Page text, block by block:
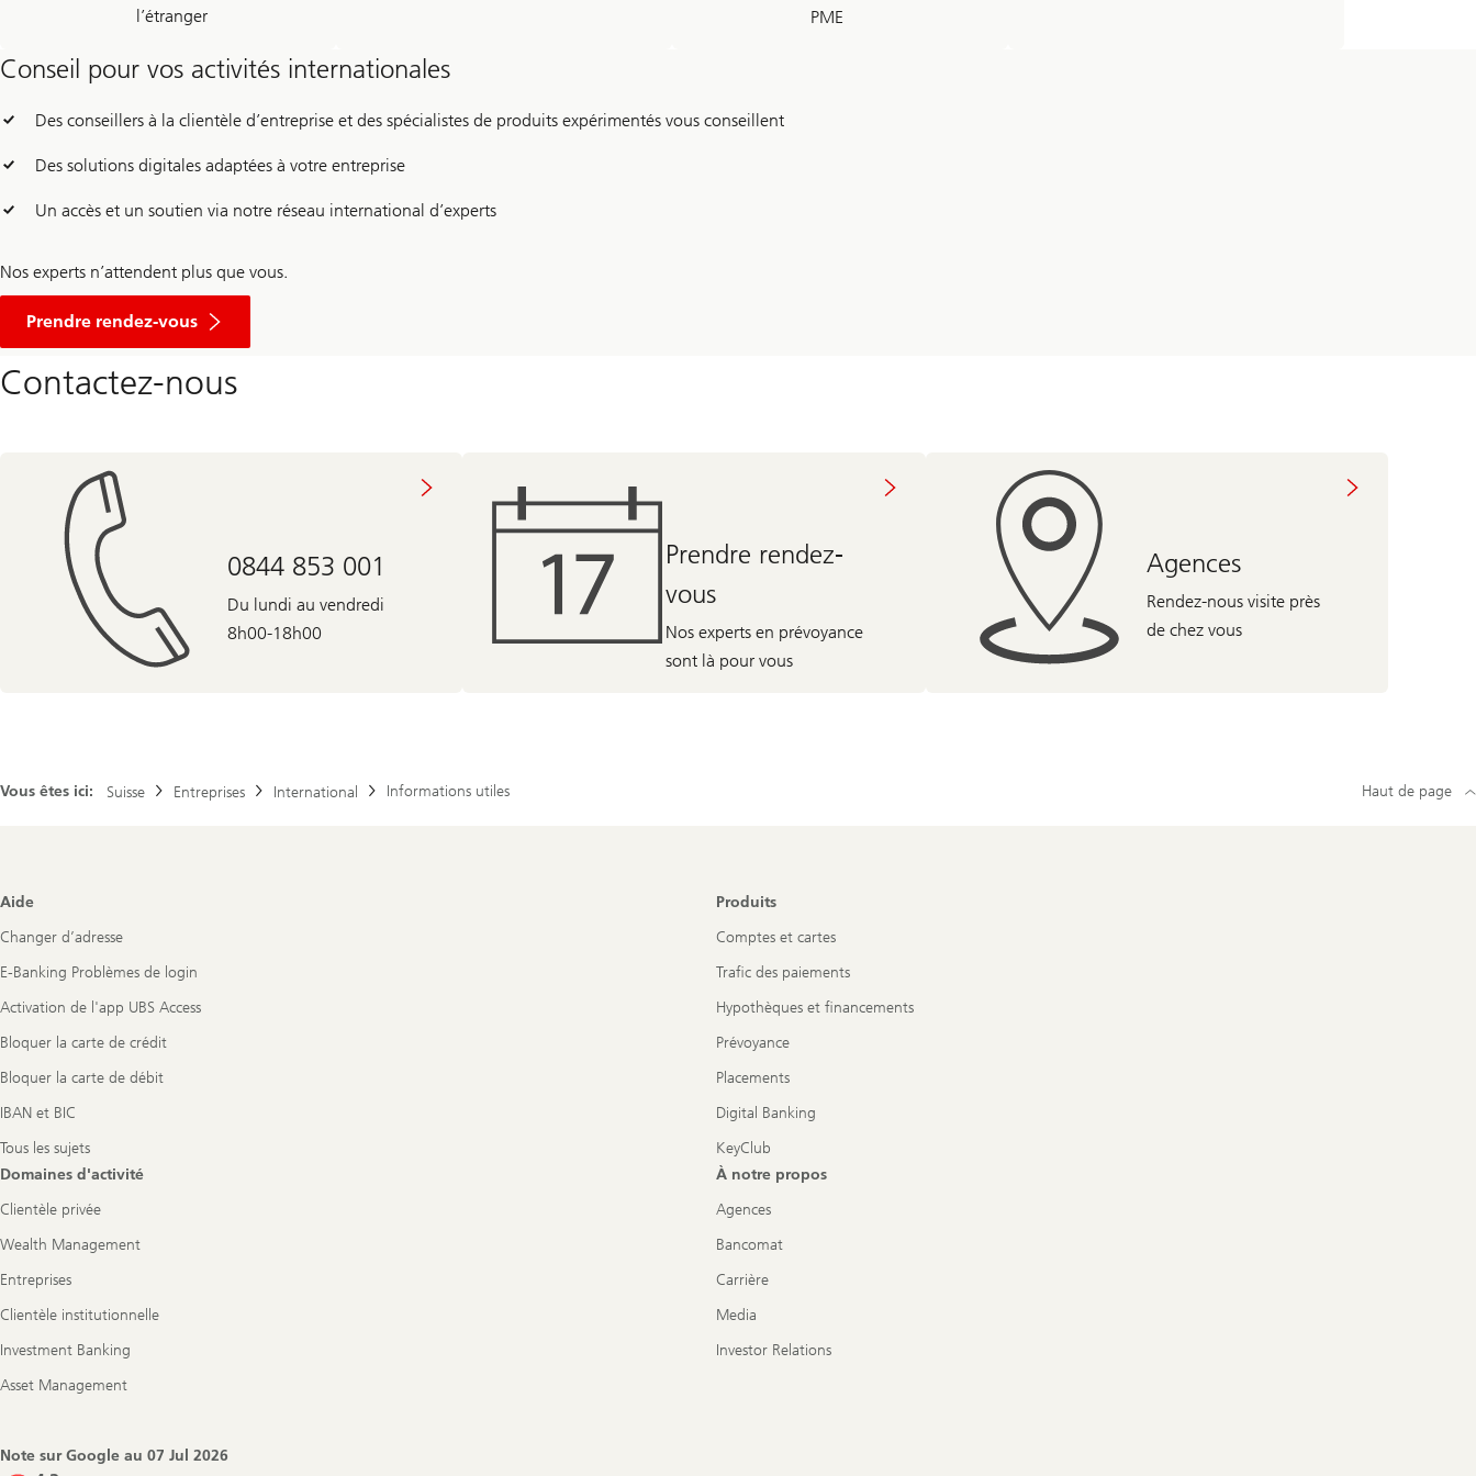
l’étranger
PME
Conseil pour vos activités internationales
Des conseillers à la clientèle d’entreprise et des spécialistes de produits expérimentés vous conseillent
Des solutions digitales adaptées à votre entreprise
Un accès et un soutien via notre réseau international d’experts
Nos experts n’attendent plus que vous.
Prendre rendez-vous
Contactez-nous
0844 853 001
Du lundi au vendredi
8h00-18h00
Prendre rendez-
vous
Nos experts en prévoyance
sont là pour vous
Agences
Rendez-nous visite près
de chez vous
Vous êtes ici: Suisse Entreprises International Informations utiles Haut de page
Footer
Aide
Changer d’adresse
E-Banking Problèmes de login
Activation de l'app UBS Access
Bloquer la carte de crédit
Bloquer la carte de débit
IBAN et BIC
Tous les sujets
Produits
Comptes et cartes
Trafic des paiements
Hypothèques et financements
Prévoyance
Placements
Digital Banking
KeyClub
Domaines d'activité
Clientèle privée
Wealth Management
Entreprises
Clientèle institutionnelle
Investment Banking
Asset Management
À notre propos
Agences
Bancomat
Carrière
Media
Investor Relations
Note sur Google au 07 Jul 2026